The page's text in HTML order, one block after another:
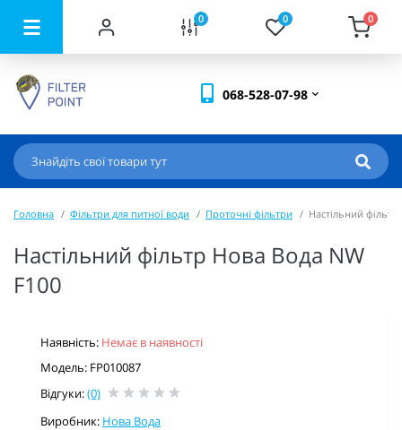
0 0 0
068-528-07-98
Головна Фільтри для питної води Проточні фільтри Настільний
Настільний фільтр Нова Вода NW
F100
Наявність: Немає в наявності
Модель: FP010087
Відгуки:(0)
Виробник: Нова Вода